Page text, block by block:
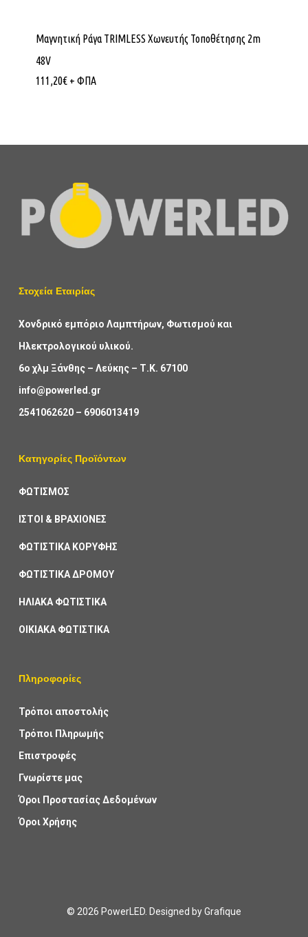
Μαγνητική Ράγα TRIMLESS Χωνευτής Τοποθέτησης 2m
48V
111,20€ + ΦΠΑ
Στοχεία Εταιρίας
Χονδρικό εμπόριο Λαμπτήρων, Φωτισμού και
Ηλεκτρολογικού υλικού.
6ο χλμ Ξάνθης – Λεύκης – Τ.Κ. 67100
info@powerled.gr
2541062620– 6906013419
Κατηγορίες Προϊόντων
ΦΩΤΙΣΜΟΣ
ΙΣΤΟΙ & ΒΡΑΧΙΟΝΕΣ
ΦΩΤΙΣΤΙΚΑ ΚΟΡΥΦΗΣ
ΦΩΤΙΣΤΙΚΑ ΔΡΟΜΟΥ
ΗΛΙΑΚΑ ΦΩΤΙΣΤΙΚΑ
ΟΙΚΙΑΚΑ ΦΩΤΙΣΤΙΚΑ
Πληροφορίες
Τρόποι αποστολής
Τρόποι Πληρωμής
Επιστροφές
Γνωρίστε μας
Όροι Προστασίας Δεδομένων
Όροι Χρήσης
© 2026 PowerLED. Designed byGrafique